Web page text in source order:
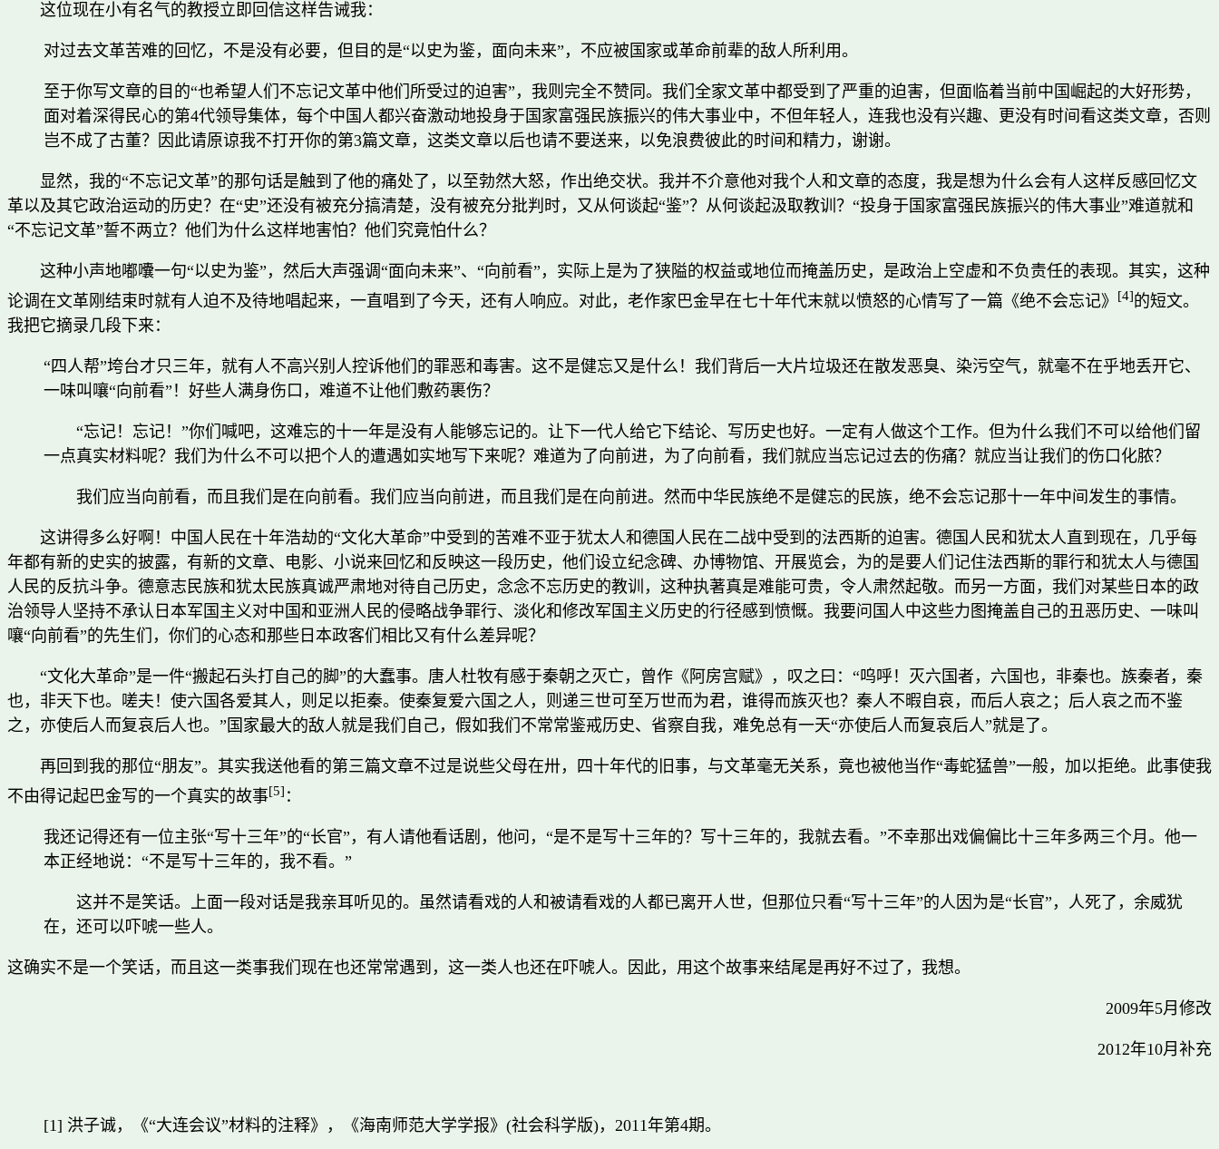
这位现在小有名气的教授立即回信这样告诫我：
对过去文革苦难的回忆，不是没有必要，但目的是“以史为鉴，面向未来”，不应被国家或革命前辈的敌人所利用。
至于你写文章的目的“也希望人们不忘记文革中他们所受过的迫害”，我则完全不赞同。我们全家文革中都受到了严重的迫害，但面临着当前中国崛起的大好形势，
面对着深得民心的第4代领导集体，每个中国人都兴奋激动地投身于国家富强民族振兴的伟大事业中，不但年轻人，连我也没有兴趣、更没有时间看这类文章，否则
岂不成了古董？因此请原谅我不打开你的第3篇文章，这类文章以后也请不要送来，以免浪费彼此的时间和精力，谢谢。
显然，我的“不忘记文革”的那句话是触到了他的痛处了，以至勃然大怒，作出绝交状。我并不介意他对我个人和文章的态度，我是想为什么会有人这样反感回忆文
革以及其它政治运动的历史？在“史”还没有被充分搞清楚，没有被充分批判时，又从何谈起“鉴”？从何谈起汲取教训？“投身于国家富强民族振兴的伟大事业”难道就和
“不忘记文革”誓不两立？他们为什么这样地害怕？他们究竟怕什么？
这种小声地嘟囔一句“以史为鉴”，然后大声强调“面向未来”、“向前看”，实际上是为了狭隘的权益或地位而掩盖历史，是政治上空虚和不负责任的表现。其实，这种
论调在文革刚结束时就有人迫不及待地唱起来，一直唱到了今天，还有人响应。对此，老作家巴金早在七十年代末就以愤怒的心情写了一篇《绝不会忘记》
[4]的短文。
我把它摘录几段下来：
“四人帮”垮台才只三年，就有人不高兴别人控诉他们的罪恶和毒害。这不是健忘又是什么！我们背后一大片垃圾还在散发恶臭、染污空气，就毫不在乎地丢开它、
一味叫嚷“向前看”！好些人满身伤口，难道不让他们敷药裹伤？
“忘记！忘记！”你们喊吧，这难忘的十一年是没有人能够忘记的。让下一代人给它下结论、写历史也好。一定有人做这个工作。但为什么我们不可以给他们留
一点真实材料呢？我们为什么不可以把个人的遭遇如实地写下来呢？难道为了向前进，为了向前看，我们就应当忘记过去的伤痛？就应当让我们的伤口化脓？
我们应当向前看，而且我们是在向前看。我们应当向前进，而且我们是在向前进。然而中华民族绝不是健忘的民族，绝不会忘记那十一年中间发生的事情。
这讲得多么好啊！中国人民在十年浩劫的“文化大革命”中受到的苦难不亚于犹太人和德国人民在二战中受到的法西斯的迫害。德国人民和犹太人直到现在，几乎每
年都有新的史实的披露，有新的文章、电影、小说来回忆和反映这一段历史，他们设立纪念碑、办博物馆、开展览会，为的是要人们记住法西斯的罪行和犹太人与德国
人民的反抗斗争。德意志民族和犹太民族真诚严肃地对待自己历史，念念不忘历史的教训，这种执著真是难能可贵，令人肃然起敬。而另一方面，我们对某些日本的政
治领导人坚持不承认日本军国主义对中国和亚洲人民的侵略战争罪行、淡化和修改军国主义历史的行径感到愤慨。我要问国人中这些力图掩盖自己的丑恶历史、一味叫
嚷“向前看”的先生们，你们的心态和那些日本政客们相比又有什么差异呢？
“文化大革命”是一件“搬起石头打自己的脚”的大蠢事。唐人杜牧有感于秦朝之灭亡，曾作《阿房宫赋》，叹之曰： “呜呼！灭六国者，六国也，非秦也。族秦者，秦
也，非天下也。嗟夫！使六国各爱其人，则足以拒秦。使秦复爱六国之人，则递三世可至万世而为君，谁得而族灭也？秦人不暇自哀，而后人哀之；后人哀之而不鉴
之，亦使后人而复哀后人也。” 国家最大的敌人就是我们自己，假如我们不常常鉴戒历史、省察自我，难免总有一天“亦使后人而复哀后人”就是了。
再回到我的那位“朋友”。其实我送他看的第三篇文章不过是说些父母在卅，四十年代的旧事，与文革毫无关系，竟也被他当作“毒蛇猛兽”一般，加以拒绝。此事使我
不由得记起巴金写的一个真实的故事[5] ：
我还记得还有一位主张“写十三年”的“长官”，有人请他看话剧，他问，“是不是写十三年的？写十三年的，我就去看。”不幸那出戏偏偏比十三年多两三个月。他一
本正经地说：“不是写十三年的，我不看。”
这并不是笑话。上面一段对话是我亲耳听见的。虽然请看戏的人和被请看戏的人都已离开人世，但那位只看“写十三年”的人因为是“长官”，人死了，余威犹
在，还可以吓唬一些人。
这确实不是一个笑话，而且这一类事我们现在也还常常遇到，这一类人也还在吓唬人。因此，用这个故事来结尾是再好不过了，我想。
2009年5月修改
2012年10月补充
[1] 洪子诚，《“大连会议”材料的注释》，《海南师范大学学报》(社会科学版)，2011年第4期。